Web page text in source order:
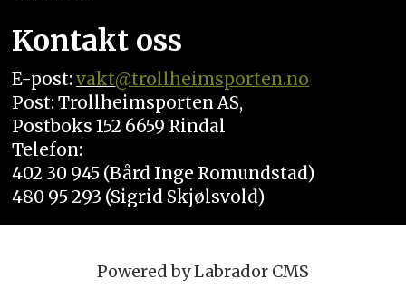
Kontakt oss
E-post:vakt@trollheimsporten.no
Post: Trollheimsporten AS,
Postboks 152 6659 Rindal
Telefon:
402 30 945 (Bård Inge Romundstad)
480 95 293 (Sigrid Skjølsvold)
Powered by Labrador CMS